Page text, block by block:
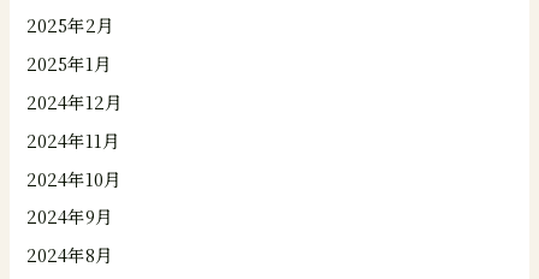
2025年2月
2025年1月
2024年12月
2024年11月
2024年10月
2024年9月
2024年8月